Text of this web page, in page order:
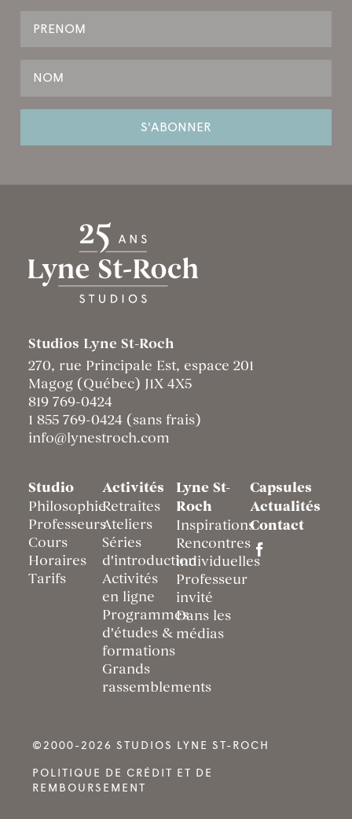
Studios Lyne St-Roch
270, rue Principale Est, espace 201
Magog (Québec) J1X 4X5
819 769-0424
1 855 769-0424 (sans frais)
info@lynestroch.com
Studio
Philosophie
Professeurs
Cours
Horaires
Tarifs
Activités
Retraites
Ateliers
Séries
d'introduction
Activités
en ligne
Programmes
d'études &
formations
Grands
rassemblements
Lyne St-
Roch
Inspirations
Rencontres
individuelles
Professeur
invité
Dans les
médias
Capsules
Actualités
Contact
©2000-2026 STUDIOS LYNE ST-ROCH
POLITIQUE DE CRÉDIT ET DE
REMBOURSEMENT